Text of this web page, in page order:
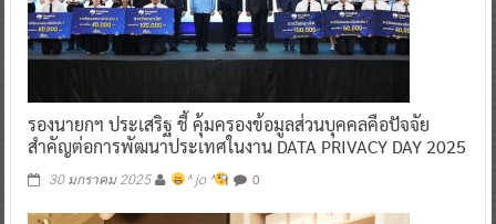
รองนายกฯ ประเสริฐ ชี้ คุ้มครองข้อมูลส่วนบุคคลคือปัจจัย
สำคัญต่อการพัฒนาประเทศในงาน DATA PRIVACY DAY 2025
30 มกราคม 2025 ^ jo ^ 0